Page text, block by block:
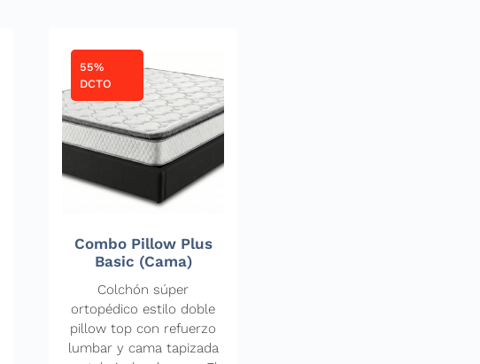
55%
DCTO
Combo Pillow Plus
Basic (Cama)
Colchón súper
ortopédico estilo doble
pillow top con refuerzo
lumbar y cama tapizada